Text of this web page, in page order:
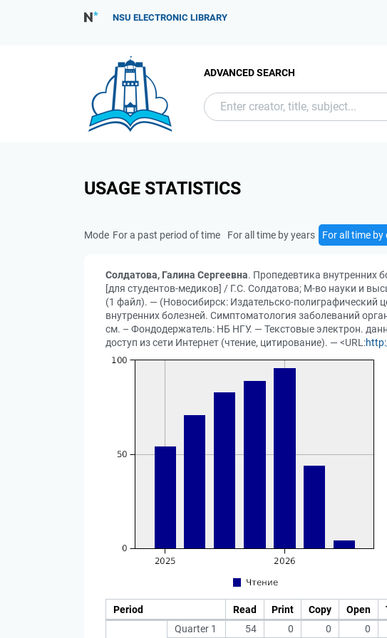
NSU ELECTRONIC LIBRARY
ADVANCED SEARCH
USAGE STATISTICS
Mode For a past period of time For all time by years For all time
Солдатова, Галина Сергеевна. Пропедевтика внутренних
[для студентов-медиков] / Г.С. Солдатова; М-во науки и
(1 файл). — (Новосибирск: Издательско-полиграфический
внутренних болезней. Симптоматология заболеваний
см. – Фондодержатель: НБ НГУ. — Текстовые электрон.
доступ из сети Интернет (чтение, цитирование). — <URL:
Period Read Print Copy Open
Quarter 1
54 0 0 0